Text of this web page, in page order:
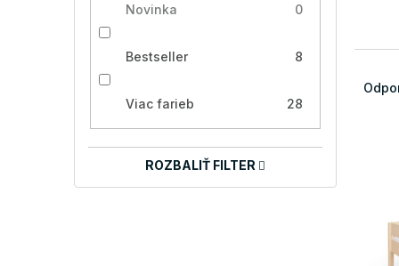
Novinka 0
Bestseller 8
Viac farieb 28
ROZBALIŤ FILTER